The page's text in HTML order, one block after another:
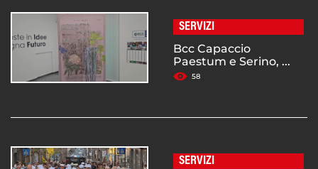
SERVIZI
Bcc Capaccio
Paestum e Serino, ...
58
SERVIZI